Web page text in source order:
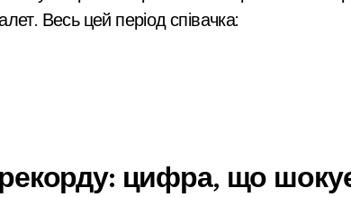
Весь цей період співачка:
цифра, що